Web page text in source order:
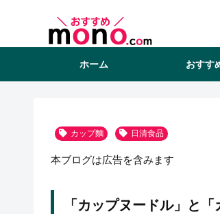
ホーム おすす
カップ麵 日清食品
「カップヌードル」と
本ブログは広告を含みます